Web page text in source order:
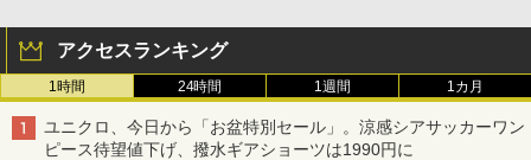
アクセスランキング
1時間 24時間 1週間 1カ月
ユニクロ、今日から「お盆特別セール」。涼感シアサッカーワン
ピース待望値下げ、撥水ギアショーツは1990円に